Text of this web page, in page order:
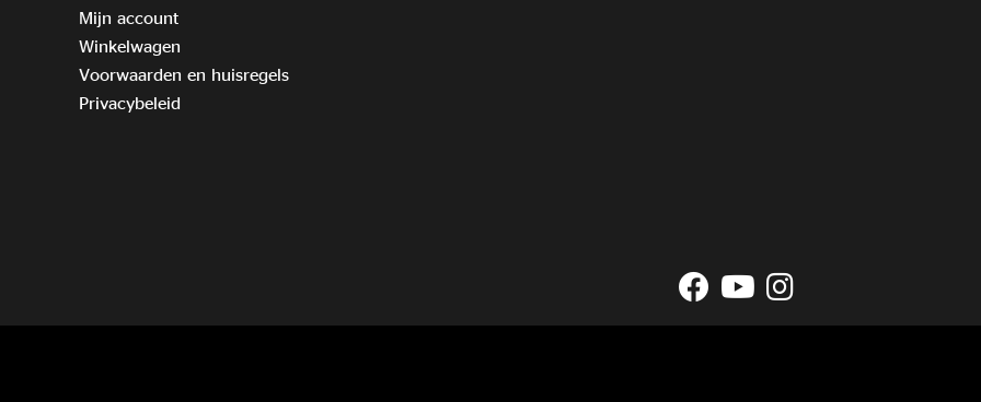
Mijn account
Winkelwagen
Voorwaarden en huisregels
Privacybeleid